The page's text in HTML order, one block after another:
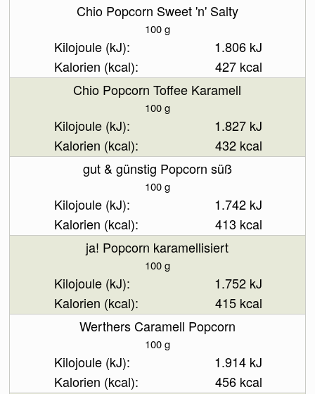
Chio Popcorn Sweet 'n' Salty
100 g
1.806 kJ
427 kcal
Chio Popcorn Toffee Karamell
100 g
1.827 kJ
432 kcal
gut & günstig Popcorn süß
100 g
1.742 kJ
413 kcal
ja! Popcorn karamellisiert
100 g
1.752 kJ
415 kcal
Werthers Caramell Popcorn
100 g
1.914 kJ
456 kcal